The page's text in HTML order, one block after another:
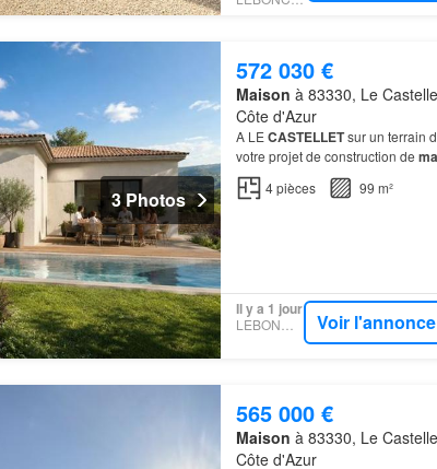
3 Photos
572 030 €
Maison à 83330, Le
Côte d'Azur
A LE CASTELLETsur un terrain
votre projet de construction de
PRISME, vous pouvez
4pièces 99 m²
Il y a 1 jour
Voir l'annonce
565 000 €
Maison à 83330, Le
Côte d'Azur